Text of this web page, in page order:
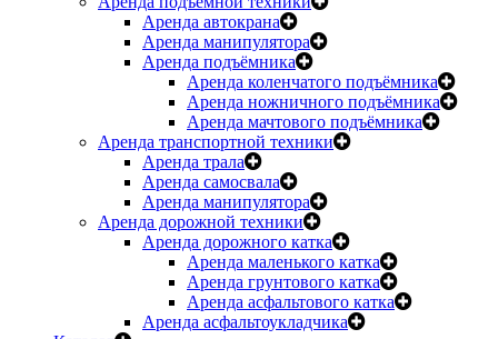
Аренда автокрана
Аренда манипулятора
Аренда подъёмника
Аренда коленчатого подъёмника
Аренда ножничного подъёмника
Аренда мачтового подъёмника
Аренда транспортной техники
Аренда трала
Аренда самосвала
Аренда манипулятора
Аренда дорожной техники
Аренда дорожного катка
Аренда маленького катка
Аренда грунтового катка
Аренда асфальтового катка
Аренда асфальтоукладчика